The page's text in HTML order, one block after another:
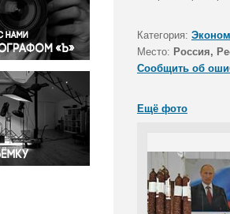
и конфликты
и бизнес
Категория:
Место: Россия,
Сообщить об
Ещё фото